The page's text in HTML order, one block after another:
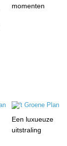
momenten
Een luxueuze
uitstraling